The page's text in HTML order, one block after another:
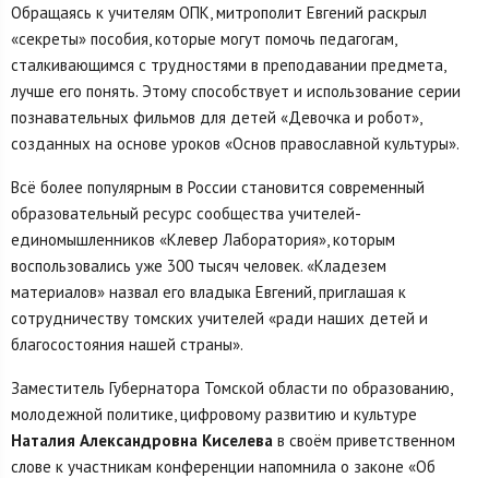
Обращаясь к учителям ОПК, митрополит Евгений раскрыл
«секреты» пособия, которые могут помочь педагогам,
сталкивающимся с трудностями в преподавании предмета,
лучше его понять. Этому способствует и использование серии
познавательных фильмов для детей «Девочка и робот»,
созданных на основе уроков «Основ православной культуры».
Всё более популярным в России становится современный
образовательный ресурс сообщества учителей-
единомышленников «Клевер Лаборатория», которым
воспользовались уже 300 тысяч человек. «Кладезем
материалов» назвал его владыка Евгений, приглашая к
сотрудничеству томских учителей «ради наших детей и
благосостояния нашей страны».
Заместитель Губернатора Томской области по образованию,
молодежной политике, цифровому развитию и культуре
Наталия Александровна Киселева в своём приветственном
слове к участникам конференции напомнила о законе «Об